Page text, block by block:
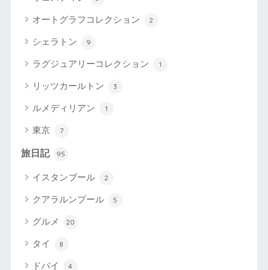
オートグラフコレクション 2
シェラトン 9
ラグジュアリーコレクション 1
リッツカールトン 3
ルメディリアン 1
東京 7
旅日記 95
イスタンブール 2
クアラルンプール 5
グルメ 20
タイ 8
ドバイ 4